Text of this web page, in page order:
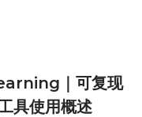
｜可复现
具使用概述